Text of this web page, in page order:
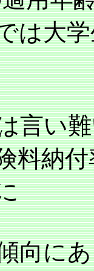
は大
言い
料納
向に